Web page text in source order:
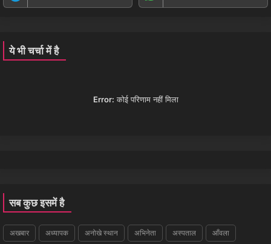
ये भी चर्चा में है
Error: कोई परिणाम नहीं मिला
सब कुछ इसमें है
अखबार अध्यापक अनोखे स्थान अभिनेता अस्पताल आँवला